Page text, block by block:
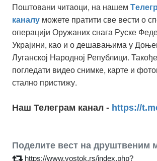
Поштовани читаоци, на нашем
каналу можете пратити све вести о
операцији Оружаних снага Руске
Украјини, као и о дешавањима у
Луганској Народној Републици.
погледати видео снимке, карте и
стално пристижу.
Наш Телеграм канал - https://
Поделите вест на друштвеним
https://www.vostok.rs/index.php?